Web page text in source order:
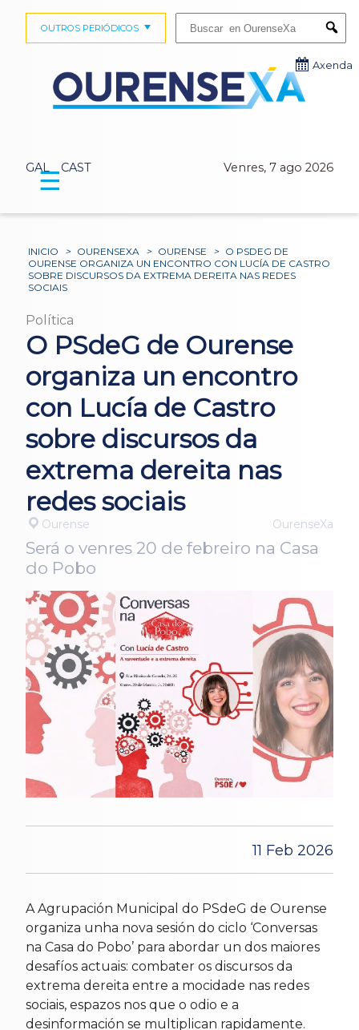
GAL CAST Venres, 7 ago 2026
OUTROS PERIÓDICOS
Axenda
☰
INICIO > OURENSEXA > OURENSE > O PSDEG DE
OURENSE ORGANIZA UN ENCONTRO CON LUCÍA DE CASTRO
SOBRE DISCURSOS DA EXTREMA DEREITA NAS REDES
SOCIAIS
Política
O PSdeG de Ourense
organiza un encontro
con Lucía de Castro
sobre discursos da
extrema dereita nas
redes sociais
Ourense OurenseXa
Será o venres 20 de febreiro na Casa
do Pobo
11 Feb 2026
A Agrupación Municipal do PSdeG de Ourense
organiza unha nova sesión do ciclo ‘Conversas
na Casa do Pobo’ para abordar un dos maiores
desafíos actuais: combater os discursos da
extrema dereita entre a mocidade nas redes
sociais, espazos nos que o odio e a
desinformación se multiplican rapidamente.